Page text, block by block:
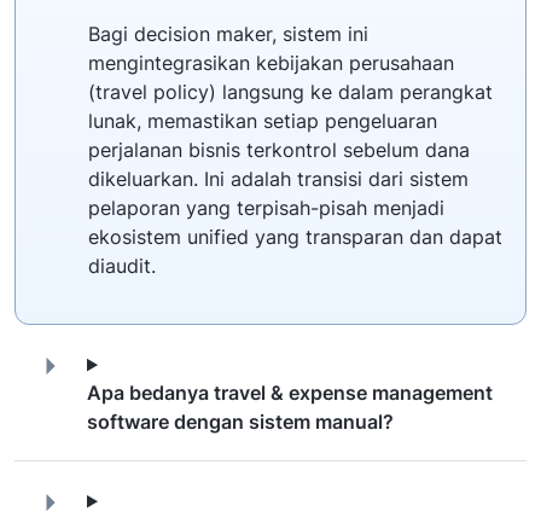
Bagi decision maker, sistem ini
mengintegrasikan kebijakan perusahaan
(travel policy) langsung ke dalam perangkat
lunak, memastikan setiap pengeluaran
perjalanan bisnis terkontrol sebelum dana
dikeluarkan. Ini adalah transisi dari sistem
pelaporan yang terpisah-pisah menjadi
ekosistem unified yang transparan dan dapat
diaudit.
Apa bedanya travel & expense management
software dengan sistem manual?